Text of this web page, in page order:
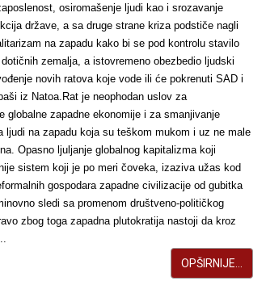
osiromašenje ljudi kao i srozavanje
države, a sa druge strane kriza podstiče nagli
na zapadu kako bi se pod kontrolu stavilo
zemalja, a istovremeno obezbedio ljudski
novih ratova koje vode ili će pokrenuti SAD i
iz Natoa.Rat je neophodan uslov za
globalne zapadne ekonomije i za smanjivanje
ljudi na zapadu koja su teškom mukom i uz ne male
Opasno ljuljanje globalnog kapitalizma koji
sistem koji je po meri čoveka, izaziva užas kod
gospodara zapadne civilizacije od gubitka
sledi sa promenom društveno-političkog
zbog toga zapadna plutokratija nastoji da kroz
OPŠIRNIJE...